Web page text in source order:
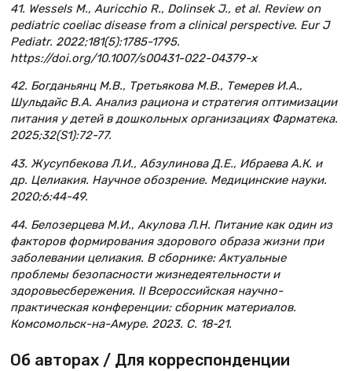
41. Wessels M., Auricchio R., Dolinsek J., et al. Review on
pediatric coeliac disease from a clinical perspective. Eur J
Pediatr. 2022;181(5):1785-1795.
https://doi.org/10.1007/s00431-022-04379-x
42. Богданьянц М.В., Третьякова М.В., Темерев И.А.,
Шульдайс В.А. Анализ рациона и стратегия оптимизации
питания у детей в дошкольных организациях Фарматека.
2025;32(S1):72-77.
43. Жусупбекова Л.И., Абзулинова Д.Е., Ибраева А.К. и
др. Целиакия. Научное обозрение. Медицинские науки.
2020;6:44-49.
44. Белозерцева М.И., Акулова Л.Н. Питание как один из
факторов формирования здорового образа жизни при
заболевании целиакия. В сборнике: Актуальные
проблемы безопасности жизнедеятельности и
здоровьесбережения. II Всероссийская научно-
практическая конференции: сборник материалов.
Комсомольск-на-Амуре. 2023. С. 18-21.
Об авторах / Для корреспонденции